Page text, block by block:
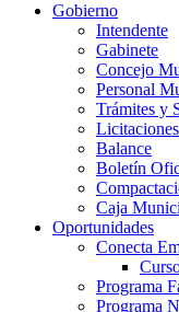
Gobierno
Intendente
Gabinete
Concejo
Personal
Trámites y
Balance
Boletín
Caja
Oportunidades
Conecta
Programa
Programa